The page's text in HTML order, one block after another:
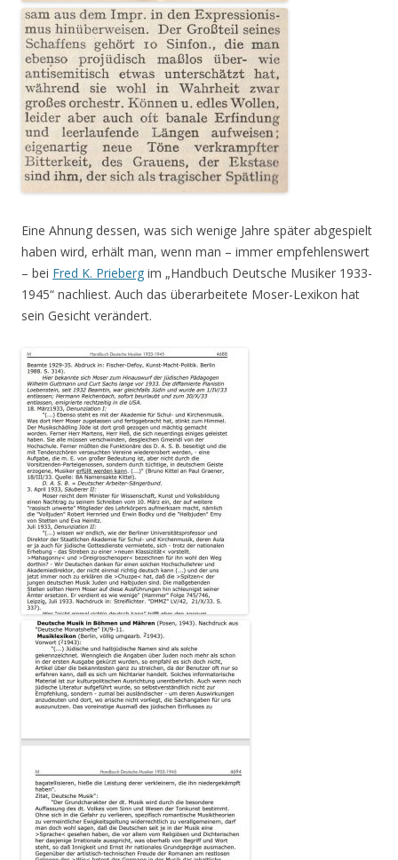
Eine Ahnung dessen, was sich wenige Jahre später abgespielt
haben wird, erhält man, wenn man – immer empfehlenswert
– bei Fred K. Prieberg im „Handbuch Deutsche Musiker 1933-
1945“ nachliest. Auch das überarbeitete Moser-Lexikon hat
sein Gesicht verändert.